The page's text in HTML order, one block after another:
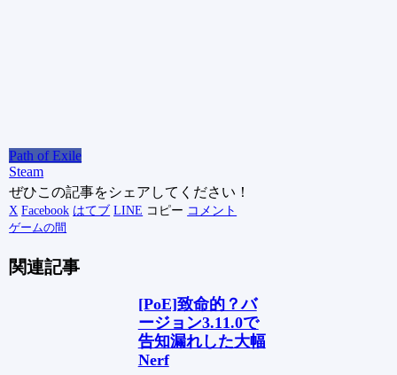
Path of Exile
Steam
ぜひこの記事をシェアしてください！
X Facebook はてブ LINE コピー コメント
ゲームの間
関連記事
[PoE]致命的？バ
ージョン3.11.0で
告知漏れした大幅
Nerf